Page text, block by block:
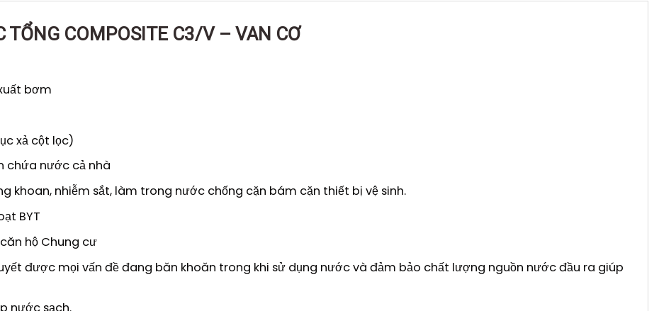
TỔNG COMPOSITE C3/V – VAN CƠ
bơm
xả cột lọc)
chứa nước cả nhà
khoan, nhiễm sắt, làm trong nước chống cặn bám cặn thiết bị vệ sinh.
BYT
hộ Chung cư
được mọi vấn đề đang băn khoăn trong khi sử dụng nước và đảm bảo chất lượng nguồn nước đầu ra giúp
nước sạch.